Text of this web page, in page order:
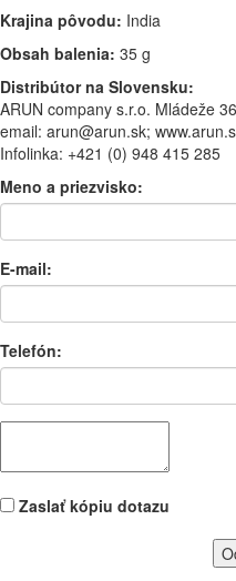
Krajina pôvodu: India
Obsah balenia: 35 g
Distribútor na Slovensku:
ARUN company s.r.o. Mládeže
email: arun@arun.sk;
Infolinka: +421 (0) 948 415 285
Meno a priezvisko:
E-mail:
Telefón:
Zaslať kópiu dotazu